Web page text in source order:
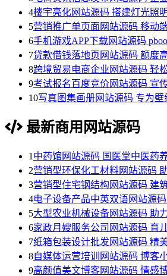
4楼宇亮化网站源码 搭建灯光照
5营销推广单页面网站源码 移动
6手机游戏APP下载网站源码
7贷款借钱落地页网站源码 额度
8跨境贸易电商企业网站源码 轻
9考试报名百度竞价网站源码 宣
10写真图集画册网站源码 专为
最新商用网站源码
1 中药馆网站源码 国医堂中医药
2营销型环保化工材料网站源码
3营销型住宅钢结构网站源码 建
4电子设备产品中英双语网站源
5大型农业机械设备网站源码 助
6家政月嫂服务公司网站源码 育
7纸箱包装设计批发网站源码 精
8自媒体运营培训网站源码 博客
9高颜值美文博客网站源码 情感